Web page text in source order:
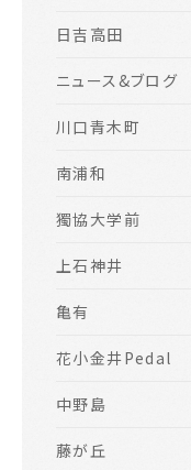
日吉高田
ニュース&ブログ
川口青木町
南浦和
獨協大学前
上石神井
亀有
花小金井Pedal
中野島
藤が丘